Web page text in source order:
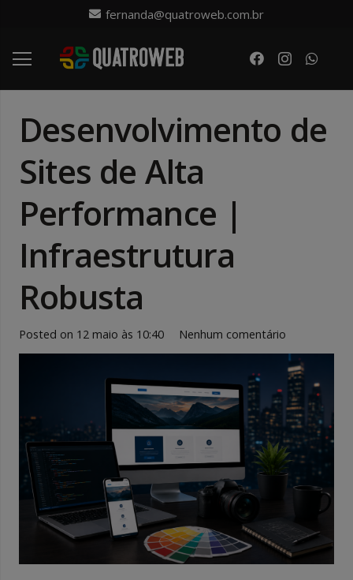
fernanda@quatroweb.com.br
Desenvolvimento de
Sites de Alta
Performance |
Infraestrutura
Robusta
Posted on 12 maio às 10:40 Nenhum comentário